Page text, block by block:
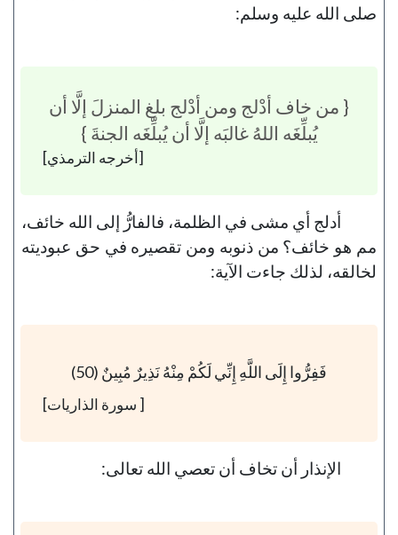
صلى الله عليه وسلم:
{ من خاف أدْلج ومن أدْلج بلغ المنزلَ إلَّا أن
يُبلِّغَه اللهُ غالبَه إلَّا أن يُبلِّغَه الجنةَ }
[أخرجه الترمذي]
أدلج أي مشى في الظلمة، فالفارُّ إلى الله خائف،
مم هو خائف؟ من ذنوبه ومن تقصيره في حق عبوديته
لخالقه، لذلك جاءت الآية:
فَفِرُّوا إِلَى اللَّهِ إِنِّي لَكُمْ مِنْهُ نَذِيرٌ مُبِينٌ (50)
[ سورة الذاريات]
الإنذار أن تخاف أن تعصي الله تعالى: